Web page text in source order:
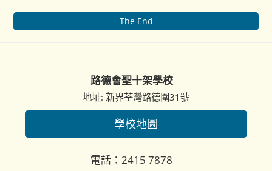
The End
路德會聖十架學校
地址: 新界荃灣路德圍31號
學校地圖
電話：2415 7878